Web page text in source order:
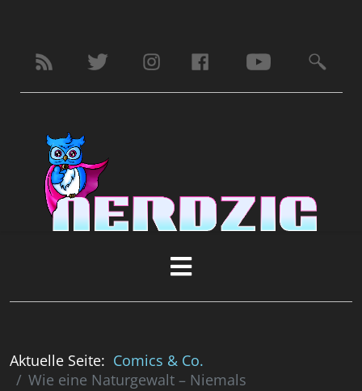
Aktuelle Seite: Comics & Co.
Wie eine Naturgewalt – Niemals